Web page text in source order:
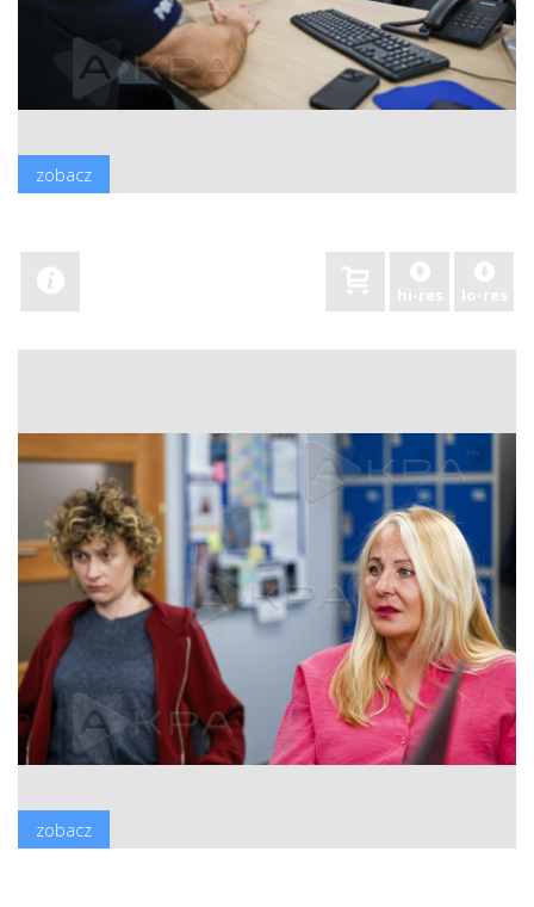
zobacz
hi-res lo-res
zobacz